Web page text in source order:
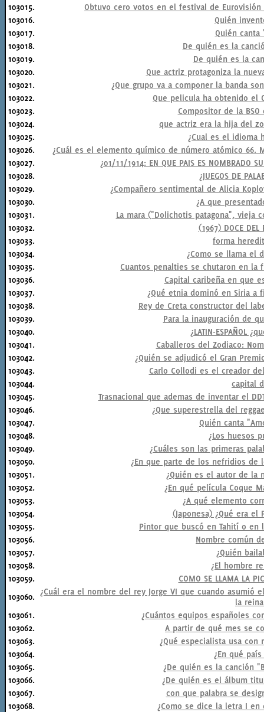
103015.
Obtuvo cero votos en el festival de
103016.
Quién
103017.
Quién canta
103018.
De quién es la
103019.
De quién es la
103020.
Que actriz protagoniza la
103021.
¿Que grupo va a componer la banda
103022.
Que pelicula ha obtenido el
103023.
Compositor de la
103024.
que actriz era la hija del
103025.
¿Cual es el idioma
103026.
¿Cuál es el elemento químico de número atómico 66.
103027.
¿01/11/1914: EN QUE PAIS ES NOMBRADO SU
103028.
¿JUEGOS DE
103029.
¿Compañero sentimental de Alicia
103030.
¿A que
103031.
La mara ("Dolichotis patagona", vieja
103032.
(1967) DOCE DEL
103033.
forma
103034.
¿Como se llama el
103035.
Cuantos penalties se chutaron en la
103036.
Capital caribeña en que
103037.
¿Qué etnia dominó en Siria a
103038.
Rey de Creta constructor del
103039.
Para la inauguración de
103040.
¿LATIN-ESPAÑOL
103041.
Caballeros del Zodiaco:
103042.
¿Quién se adjudicó el Gran
103043.
Carlo Collodi es el creador
103044.
capital
103045.
Trasnacional que ademas de inventar el
103046.
¿Que superestrella del
103047.
Quién canta
103048.
¿Los huesos
103049.
¿Cuáles son las primeras
103050.
¿En que parte de los nefridios de
103051.
¿Quién es el autor de la
103052.
¿En qué película Coque
103053.
¿A qué elemento
103054.
(Japonesa) ¿Qué era
103055.
Pintor que buscó en Tahití o en
103056.
Nombre común
103057.
¿Quién
103058.
¿El hombre
103059.
COMO SE LLAMA LA
103060. ¿Cuál era el nombre del rey Jorge VI que cuando
la
103061.
¿Cuántos equipos españoles
103062.
A partir de qué mes se
103063.
¿Qué especialista usa con
103064.
¿En qué
103065.
¿De quién es la canción
103066.
¿De quién es el álbum
103067.
con que palabra se
103068.
¿Como se dice la letra I